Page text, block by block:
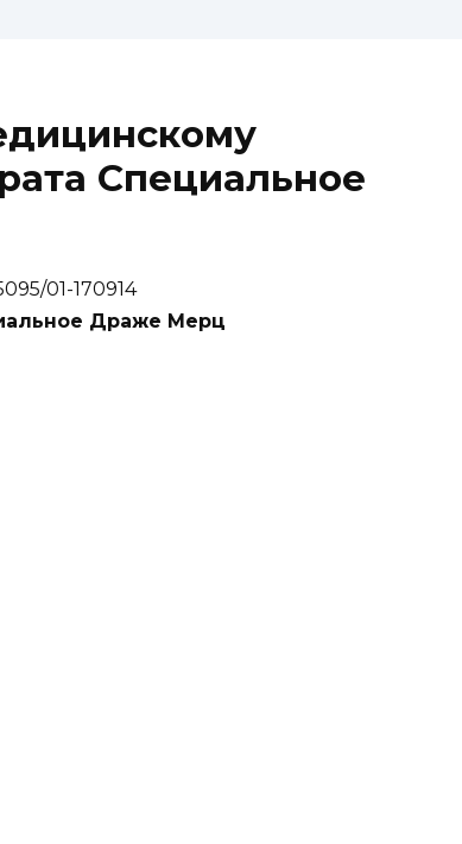
Специальное
01-170914
Драже Мерц